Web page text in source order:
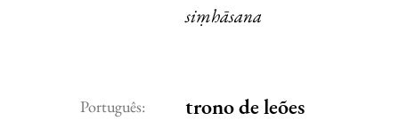
siṃhāsana
Português: trono de leões